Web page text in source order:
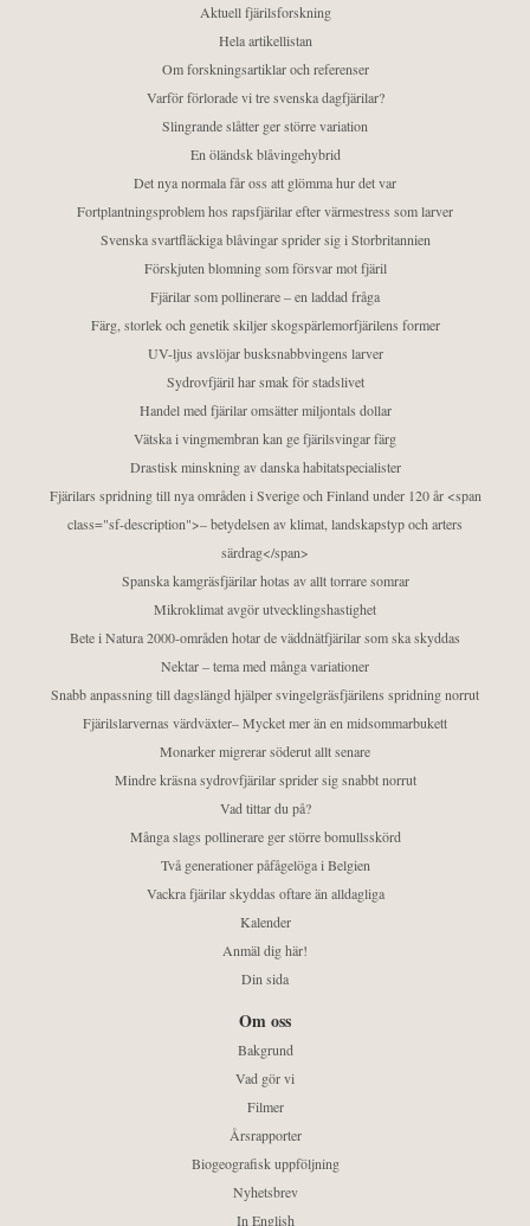
Aktuell fjärilsforskning
Hela artikellistan
Om forskningsartiklar och referenser
Varför förlorade vi tre svenska dagfjärilar?
Slingrande slåtter ger större variation
En öländsk blåvingehybrid
Det nya normala får oss att glömma hur det var
Fortplantningsproblem hos rapsfjärilar efter värmestress som larver
Svenska svartfläckiga blåvingar sprider sig i Storbritannien
Förskjuten blomning som försvar mot fjäril
Fjärilar som pollinerare – en laddad fråga
Färg, storlek och genetik skiljer skogspärlemorfjärilens former
UV-ljus avslöjar busksnabbvingens larver
Sydrovfjäril har smak för stadslivet
Handel med fjärilar omsätter miljontals dollar
Vätska i vingmembran kan ge fjärilsvingar färg
Drastisk minskning av danska habitatspecialister
Fjärilars spridning till nya områden i Sverige och Finland under 120 år <span
class="sf-description">– betydelsen av klimat, landskapstyp och arters
särdrag</span>
Spanska kamgräsfjärilar hotas av allt torrare somrar
Mikroklimat avgör utvecklingshastighet
Bete i Natura 2000-områden hotar de väddnätfjärilar som ska skyddas
Nektar – tema med många variationer
Snabb anpassning till dagslängd hjälper svingelgräsfjärilens spridning norrut
Fjärilslarvernas värdväxter– Mycket mer än en midsommarbukett
Monarker migrerar söderut allt senare
Mindre kräsna sydrovfjärilar sprider sig snabbt norrut
Vad tittar du på?
Många slags pollinerare ger större bomullsskörd
Två generationer påfågelöga i Belgien
Vackra fjärilar skyddas oftare än alldagliga
Kalender
Anmäl dig här!
Din sida
Om oss
Bakgrund
Vad gör vi
Filmer
Årsrapporter
Biogeografisk uppföljning
Nyhetsbrev
In English